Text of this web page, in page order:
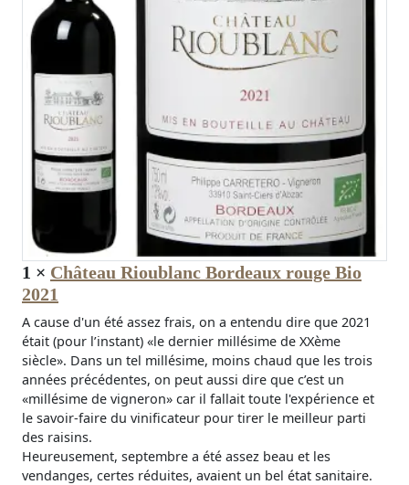
1 × Château Rioublanc Bordeaux rouge Bio
2021
A cause d'un été assez frais, on a entendu dire que 2021
était (pour l’instant) «le dernier millésime de XXème
siècle». Dans un tel millésime, moins chaud que les trois
années précédentes, on peut aussi dire que c’est un
«millésime de vigneron» car il fallait toute l'expérience et
le savoir-faire du vinificateur pour tirer le meilleur parti
des raisins.
Heureusement, septembre a été assez beau et les
vendanges, certes réduites, avaient un bel état sanitaire.